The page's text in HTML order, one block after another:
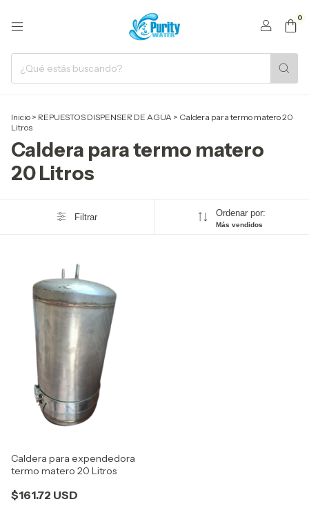
0
Inicio > REPUESTOS DISPENSER DE AGUA > Caldera para termo matero 20
Litros
Caldera para termo matero
20 Litros
Filtrar Ordenar por:
Más vendidos
Caldera para expendedora
termo matero 20 Litros
$161.72 USD